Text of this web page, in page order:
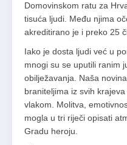
Domovinskom ratu za
tisuća ljudi. Među njima
akreditirano je i preko 25
Iako je dosta ljudi već u
mnogi su se uputili ranim
obilježavanja. Naša
braniteljima iz svih
vlakom. Molitva,
mogla u tri riječi opisati
Gradu heroju.